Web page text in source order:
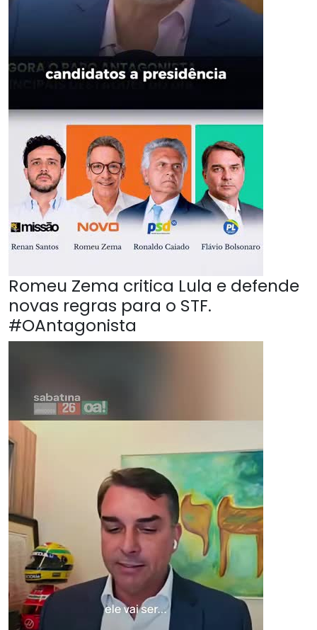
Romeu Zema critica Lula e defende
novas regras para o STF.
#OAntagonista